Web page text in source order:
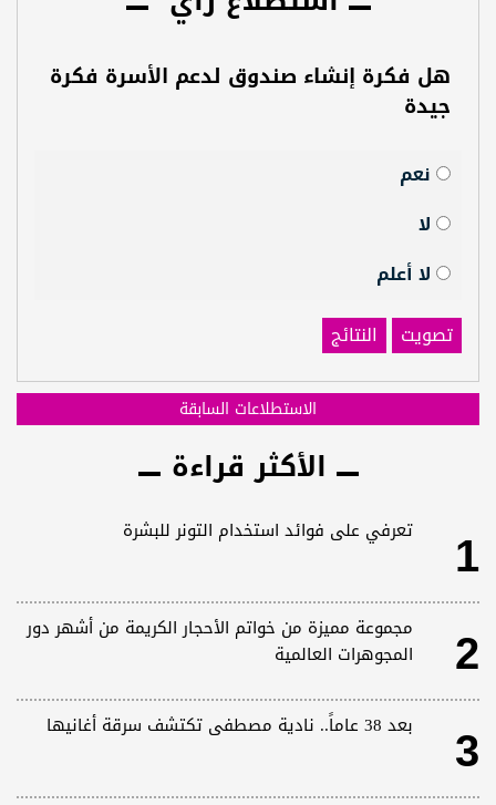
هل فكرة إنشاء صندوق لدعم الأسرة فكرة
جيدة
نعم
لا
لا أعلم
تصويت
النتائج
الاستطلاعات السابقة
الأكثر قراءة
1 تعرفي على فوائد استخدام التونر للبشرة
2
مجموعة مميزة من خواتم الأحجار الكريمة من أشهر دور
المجوهرات العالمية
3 بعد 38 عاماً.. نادية مصطفى تكتشف سرقة أغانيها